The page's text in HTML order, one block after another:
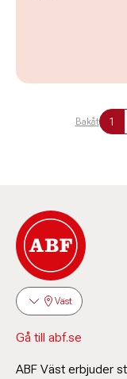
Bakåt 1
Väst
Gå till abf.se
ABF Väst erbjuder